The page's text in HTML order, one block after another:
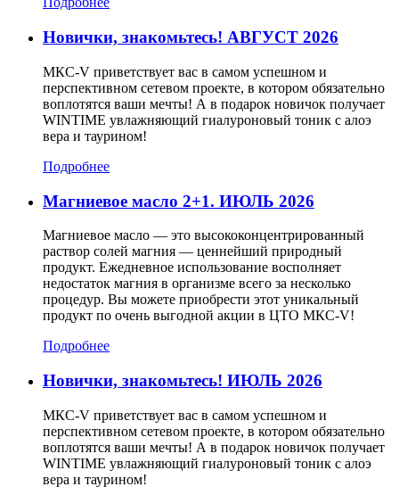
Новички, знакомьтесь! АВГУСТ 2026
МКС-V приветствует вас в самом успешном и
перспективном сетевом проекте, в котором обязательно
воплотятся ваши мечты! А в подарок новичок получает
WINTIME увлажняющий гиалуроновый тоник с алоэ
вера и таурином!
Подробнее
Магниевое масло 2+1. ИЮЛЬ 2026
Магниевое масло — это высококонцентрированный
раствор солей магния — ценнейший природный
продукт. Ежедневное использование восполняет
недостаток магния в организме всего за несколько
процедур. Вы можете приобрести этот уникальный
продукт по очень выгодной акции в ЦТО МКС-V!
Подробнее
Новички, знакомьтесь! ИЮЛЬ 2026
МКС-V приветствует вас в самом успешном и
перспективном сетевом проекте, в котором обязательно
воплотятся ваши мечты! А в подарок новичок получает
WINTIME увлажняющий гиалуроновый тоник с алоэ
вера и таурином!